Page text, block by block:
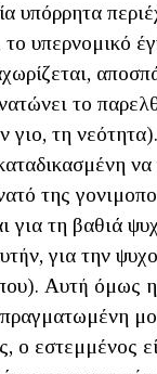
υπόρρητα
το υπερνομικό
το
τη
να
της
για τη βαθιά
για την
Αυτή όμως η
ο εστεμμένος